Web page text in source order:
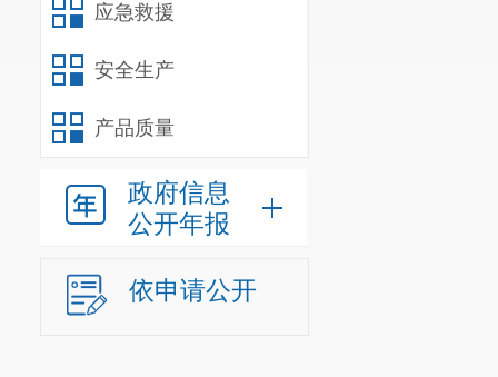
应急救援
安全生产
产品质量
政府信息
公开年报
依申请公开